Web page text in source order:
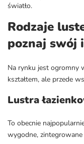
światło.
Rodzaje
poznaj swój
Na rynku jest ogromny
kształtem, ale przede
Lustra
To obecnie
wygodne,